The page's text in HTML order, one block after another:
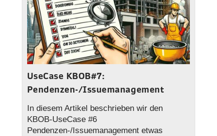
UseCase KBOB#7:
Pendenzen-/Issuemanagement
In diesem Artikel beschrieben wir den
KBOB-UseCase #6
Pendenzen-/Issuemanagement etwas